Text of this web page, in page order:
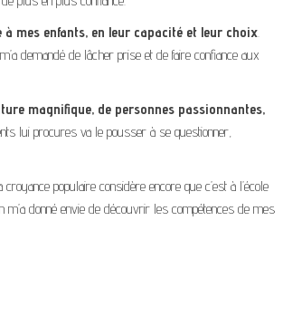
à mes enfants, en leur capacité et leur choix.
demandé de lâcher prise et de faire confiance aux
magnifique, de personnes passionnantes,
lui procures va le pousser à se questionner,
populaire considère encore que c’est à l’école
donné envie de découvrir les compétences de mes